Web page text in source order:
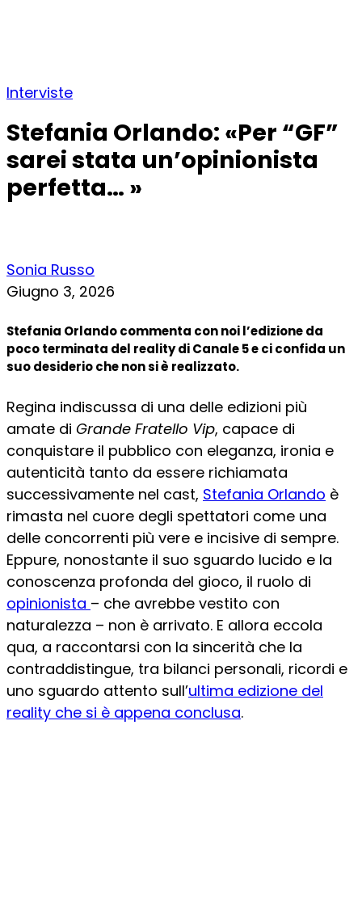
Interviste
Stefania Orlando: «Per “GF”
sarei stata un’opinionista
perfetta… »
Sonia Russo
Giugno 3, 2026
Stefania Orlando commenta con noi l’edizione da
poco terminata del reality di Canale 5 e ci confida un
suo desiderio che non si è realizzato.
Regina indiscussa di una delle edizioni più
amate di Grande Fratello Vip, capace di
conquistare il pubblico con eleganza, ironia e
autenticità tanto da essere richiamata
successivamente nel cast, Stefania Orlando è
rimasta nel cuore degli spettatori come una
delle concorrenti più vere e incisive di sempre.
Eppure, nonostante il suo sguardo lucido e la
conoscenza profonda del gioco, il ruolo di
opinionista – che avrebbe vestito con
naturalezza – non è arrivato. E allora eccola
qua, a raccontarsi con la sincerità che la
contraddistingue, tra bilanci personali, ricordi e
uno sguardo attento sull’ultima edizione del
reality che si è appena conclusa.